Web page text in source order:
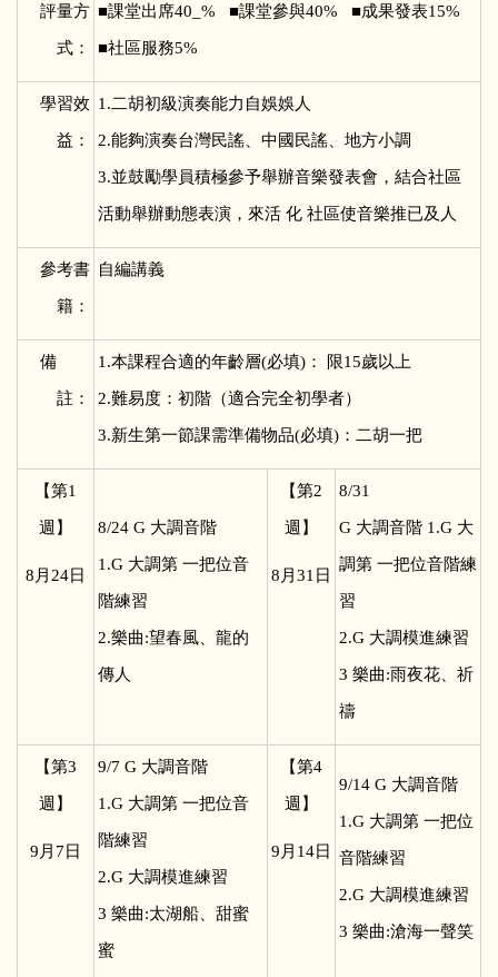
評量方
式：
■課堂出席40_% ■課堂參與40% ■成果發表15%
■社區服務5%
學習效
益：
1.二胡初級演奏能力自娛娛人
2.能夠演奏台灣民謠、中國民謠、地方小調
3.並鼓勵學員積極參予舉辦音樂發表會，結合社區
活動舉辦動態表演，來活 化 社區使音樂推已及人
參考書
籍：
自編講義
備
註：
1.本課程合適的年齡層(必填)： 限15歲以上
2.難易度：初階（適合完全初學者）
3.新生第一節課需準備物品(必填)：二胡一把
【第1
週】
8 月24日
8/24 G 大調音階
1.G 大調第 一把位音
階練習
2.樂曲:望春風、龍的
傳人
【第2
週】
8 月31日
8/31
G 大調音階 1.G 大
調第 一把位音階練
習
2.G 大調模進練習
3 樂曲:雨夜花、祈
禱
【第3
週】
9 月7日
9/7 G 大調音階
1.G 大調第 一把位音
階練習
2.G 大調模進練習
3 樂曲:太湖船、甜蜜
蜜
【第4
週】
9 月14日
9/14 G 大調音階
1.G 大調第 一把位
音階練習
2.G 大調模進練習
3 樂曲:滄海一聲笑